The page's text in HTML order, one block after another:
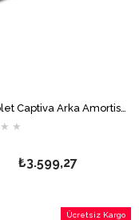
Chevrolet Captiva Arka Amortisör MONROE
★ ★
₺3.599,27
Ücretsiz Kargo